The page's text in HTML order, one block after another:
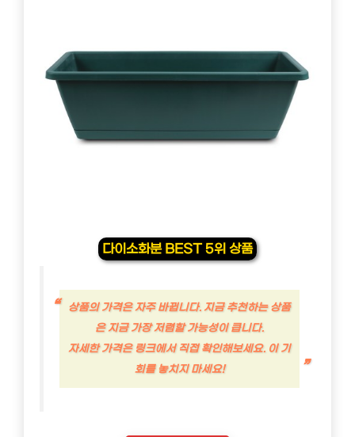
다이소화분 BEST 5위 상품
상품의 가격은 자주 바뀝니다. 지금 추천하는 상품
은 지금 가장 저렴할 가능성이 큽니다.
자세한 가격은 링크에서 직접 확인해보세요. 이 기
회를 놓치지 마세요!